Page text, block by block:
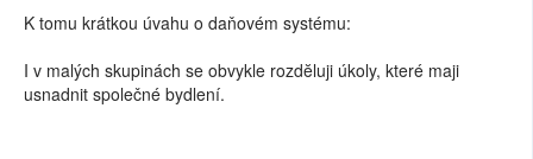
K tomu krátkou úvahu o daňovém systému:
I v malých skupinách se obvykle rozdĕluji úkoly, které maji
usnadnit společné bydlení.